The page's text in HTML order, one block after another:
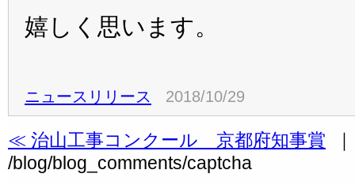
嬉しく思います。
ニュースリリース 2018/10/29
≪ 治山工事コンクール 京都府知事賞
/blog/blog_comments/captcha